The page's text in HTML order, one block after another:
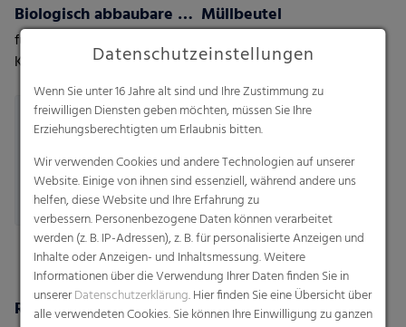
Biologisch abbaubare Beutel
für Einkaufstaschen oder
Küchenabfälle
Müllbeutel
Sternbodenbeutel mit PP-
Verschlußband,
Hemdchentragetaschen mit
Sternboden,
Zugbandbeutel lose oder als
Rolle
RKW Flexxta® Stretchhauben-Serie Einkaufstaschen
Datenschutzeinstellungen
Wenn Sie unter 16 Jahre alt sind und Ihre Zustimmung zu
freiwilligen Diensten geben möchten, müssen Sie Ihre
Erziehungsberechtigten um Erlaubnis bitten.
Wir verwenden Cookies und andere Technologien auf unserer
Website. Einige von ihnen sind essenziell, während andere uns
helfen, diese Website und Ihre Erfahrung zu
verbessern. Personenbezogene Daten können verarbeitet
werden (z. B. IP-Adressen), z. B. für personalisierte Anzeigen und
Inhalte oder Anzeigen- und Inhaltsmessung. Weitere
Informationen über die Verwendung Ihrer Daten finden Sie in
unsererDatenschutzerklärung. Hier finden Sie eine Übersicht über
alle verwendeten Cookies. Sie können Ihre Einwilligung zu ganzen